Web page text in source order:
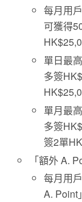
每月用
可獲得
單日最
多簽
單月最
多簽
簽2單
「額外 A.
每月用
A. Point